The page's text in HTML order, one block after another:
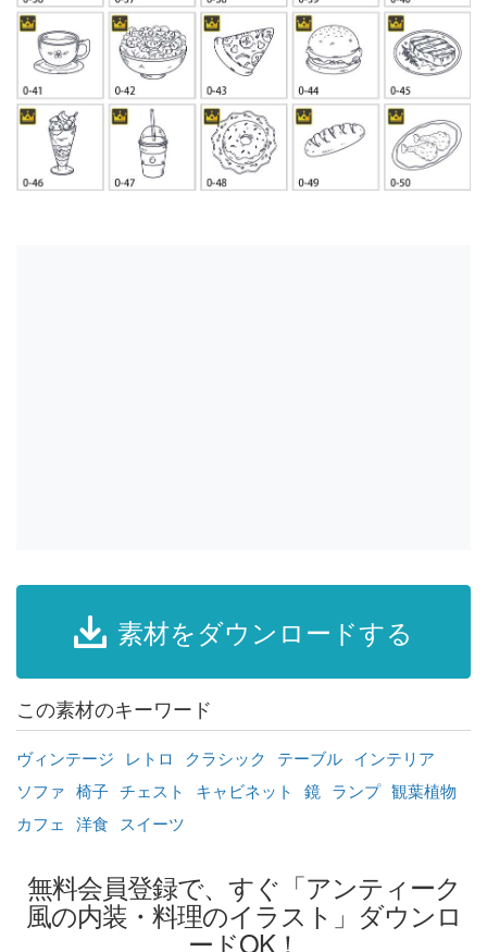
素材をダウンロードする
この素材のキーワード
ヴィンテージ レトロ クラシック テーブル インテリア
ソファ 椅子 チェスト キャビネット 鏡 ランプ 観葉植物
カフェ 洋食 スイーツ
無料会員登録で、すぐ「アンティーク
風の内装・料理のイラスト」ダウンロ
ードOK！